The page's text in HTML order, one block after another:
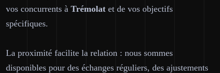
vos concurrents à Trémolat et de vos objectifs
spécifiques.
La proximité facilite la relation : nous sommes
disponibles pour des échanges réguliers, des ajustements